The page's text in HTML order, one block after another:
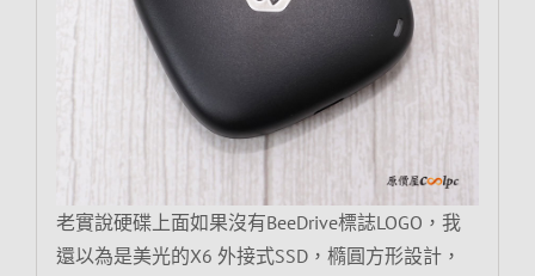
老實說硬碟上面如果沒有BeeDrive標誌LOGO，我
還以為是美光的X6 外接式SSD，橢圓方形設計，